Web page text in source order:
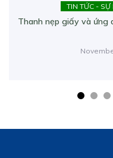
TIN TỨC - SỰ
Thanh nẹp giấy và ứng